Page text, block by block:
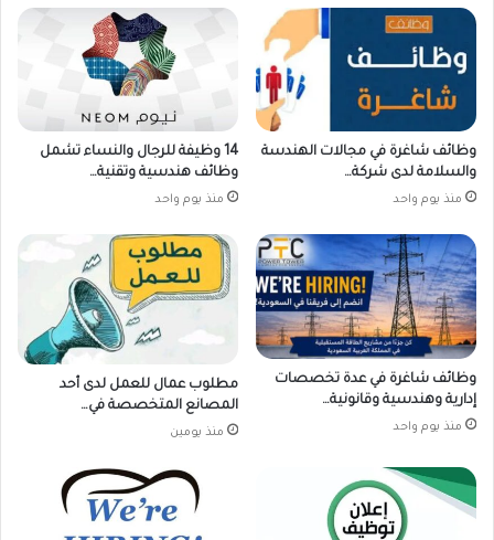
وظائف شاغرة في مجالات الهندسة
والسلامة لدى شركة…
منذ يوم واحد
14 وظيفة للرجال والنساء تشمل
وظائف هندسية وتقنية…
منذ يوم واحد
وظائف شاغرة في عدة تخصصات
إدارية وهندسية وقانونية…
منذ يوم واحد
مطلوب عمال للعمل لدى أحد
المصانع المتخصصة في…
منذ يومين